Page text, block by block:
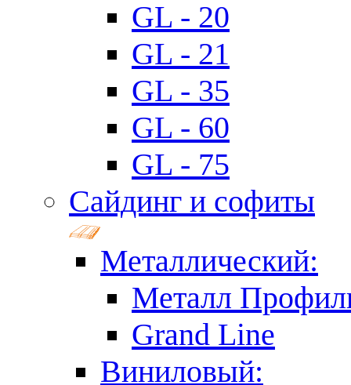
GL - 20
GL - 21
GL - 35
GL - 60
GL - 75
Сайдинг и софиты
Металлический:
Металл
Grand Line
Виниловый: